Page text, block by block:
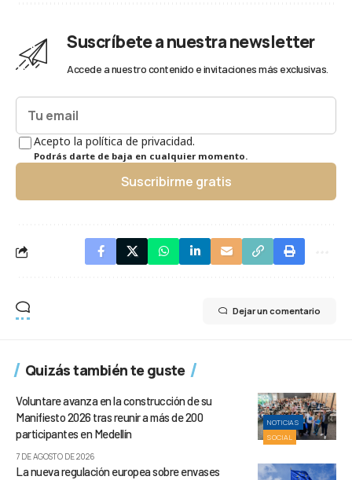
Suscríbete a nuestra newsletter
Accede a nuestro contenido e invitaciones más exclusivas.
Acepto la política de privacidad.
Podrás darte de baja en cualquier momento.
Suscribirme gratis
Dejar un comentario
Quizás también te guste
NOTICIAS
SOCIAL
Voluntare avanza en la construcción de su
Manifiesto 2026 tras reunir a más de 200
participantes en Medellín
7 DE AGOSTO DE 2026
La nueva regulación europea sobre envases